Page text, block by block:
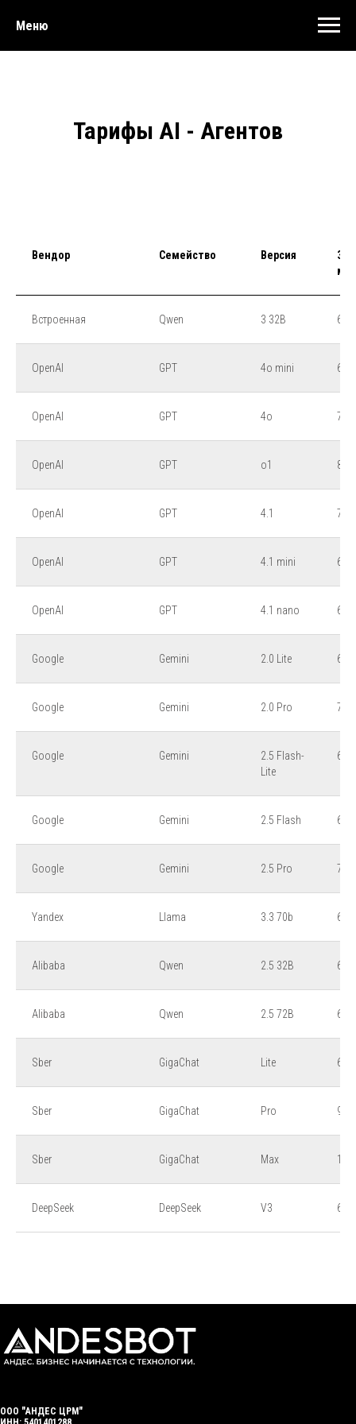
Меню
Тарифы AI - Агентов
Вендор Семейство Версия
За
Встроенная Qwen 3 32B 6,5
OpenAI GPT 4o mini 6,5
OpenAI GPT 4o 7,5
OpenAI GPT o1 8,5
OpenAI GPT 4.1 7,35
OpenAI GPT 4.1 mini 6,7
OpenAI GPT 4.1 nano 6,7
Google Gemini 2.0 Lite 6,5
Google Gemini 2.0 Pro 7,0
Google Gemini
2.5 Flash-
Lite
6,5
Google Gemini 2.5 Flash 6,8
Google Gemini 2.5 Pro 7,5
Yandex Llama 3.3 70b 6,5
Alibaba Qwen 2.5 32B 6,5
Alibaba Qwen 2.5 72B 6,5
Sber GigaChat Lite 6,5
Sber GigaChat Pro 9,5
Sber GigaChat Max 10,5
DeepSeek DeepSeek V3 6,5
ООО "АНДЕС ЦРМ"